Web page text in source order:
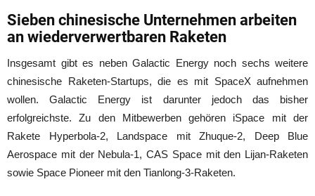
Sieben chinesische Unternehmen arbeiten
an wiederverwertbaren Raketen
Insgesamt gibt es neben Galactic Energy noch sechs weitere
chinesische Raketen-Startups, die es mit SpaceX aufnehmen
wollen. Galactic Energy ist darunter jedoch das bisher
erfolgreichste. Zu den Mitbewerben gehören iSpace mit der
Rakete Hyperbola-2, Landspace mit Zhuque-2, Deep Blue
Aerospace mit der Nebula-1, CAS Space mit den Lijan-Raketen
sowie Space Pioneer mit den Tianlong-3-Raketen.